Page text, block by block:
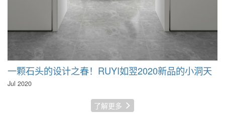
一颗石头的设计之春！RUYI如翌2020新品的小洞天
Jul 2020
了解更多